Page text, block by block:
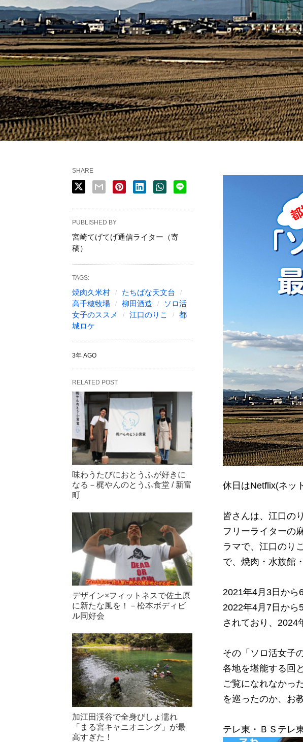
休日はNetflix(ネッ
皆さんは、江口の
フリーライターの
ラマで、江口のり
で、焼肉・水族館
2021年4月3日から
2022年4月7日から
されており、2024
その「ソロ活女子
各地を堪能する回
ご覧になれなかっ
を巡ったのか、お
テレ東・ＢＳテレ
SHARE
PUBLISHED BY
宮崎てげてげ通信ライター（寄
稿）
TAGS:
焼肉久米村
たちばな天文台
高千穂牧場
柳田酒造
ソロ活
女子のススメ
江口のりこ
都
城ロケ
3年 AGO
RELATED POST
味わうたびにおとうふが好きに
なる－梶やんのとうふ食堂 / 新富
町
デザイン×フィットネスで佐土原
に新たな風を！－松本ボディビ
ル同好会
加江田渓谷で全身びしょ濡れ
「まる宮キャニオニング」が最
高すぎた！